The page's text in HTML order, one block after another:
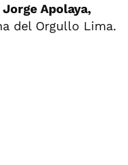
Apolaya,
del Orgullo Lima.